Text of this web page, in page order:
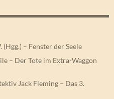
– Fenster der Seele
– Der Tote im Extra-Waggon
Jack Fleming – Das 3.